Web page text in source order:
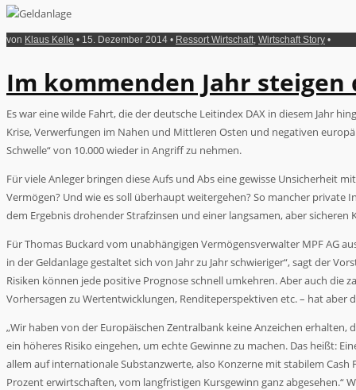
von Klaus Kelle • 15. Dezember 2014 • Ressort Wirtschaft Wirtschaft Story •
Im kommenden Jahr
Es war eine wilde Fahrt, die der deutsche Leitindex DAX in diesem Jahr
Krise, Verwerfungen im Nahen und Mittleren Osten und negativen
Schwelle“ von 10.000 wieder in Angriff zu nehmen.
Für viele Anleger bringen diese Aufs und Abs eine gewisse Unsicherheit
Vermögen? Und wie es soll überhaupt weitergehen? So mancher
dem Ergebnis drohender Strafzinsen und einer langsamen, aber
Für Thomas Buckard vom unabhängigen Vermögensverwalter MPF AG
in der Geldanlage gestaltet sich von Jahr zu Jahr schwieriger“, sagt der
Risiken können jede positive Prognose schnell umkehren. Aber auch die
Vorhersagen zu Wertentwicklungen, Renditeperspektiven etc. – hat
„Wir haben von der Europäischen Zentralbank keine Anzeichen
ein höheres Risiko eingehen, um echte Gewinne zu machen. Das heißt:
allem auf internationale Substanzwerte, also Konzerne mit stabilem
Prozent erwirtschaften, vom langfristigen Kursgewinn ganz